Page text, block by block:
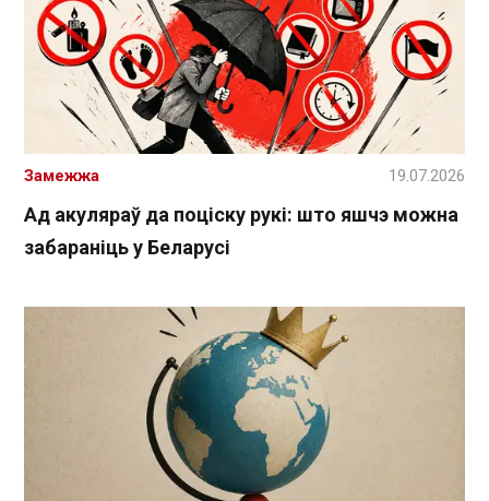
Ад акуляраў да поціску рукі: што яшчэ можна
забараніць у Беларусі
Замежжа 19.07.2026